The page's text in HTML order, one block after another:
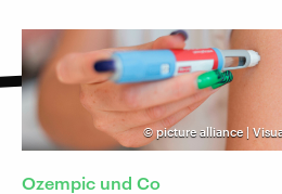
© picture alliance |
Ozempic und Co